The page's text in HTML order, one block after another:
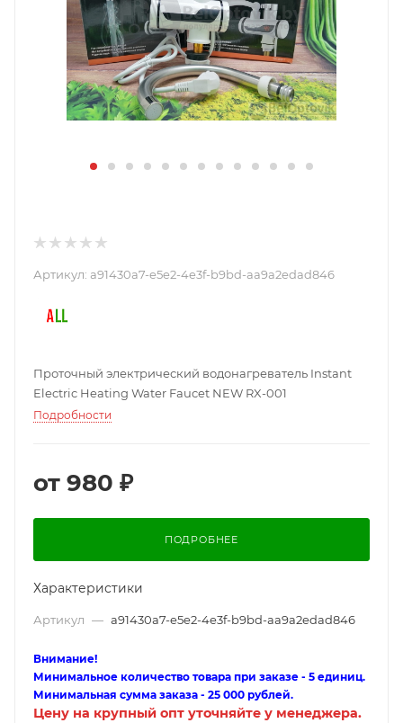
Артикул: a91430a7-e5e2-4e3f-b9bd-aa9a2edad846
Проточный электрический водонагреватель Instant
Electric Heating Water Faucet NEW RX-001
Подробности
от 980 ₽
ПОДРОБНЕЕ
Характеристики
Артикул — a91430a7-e5e2-4e3f-b9bd-aa9a2edad846
Внимание!
Минимальное количество товара при заказе - 5 единиц.
Минимальная сумма заказа - 25 000 рублей.
Цену на крупный опт уточняйте у менеджера.